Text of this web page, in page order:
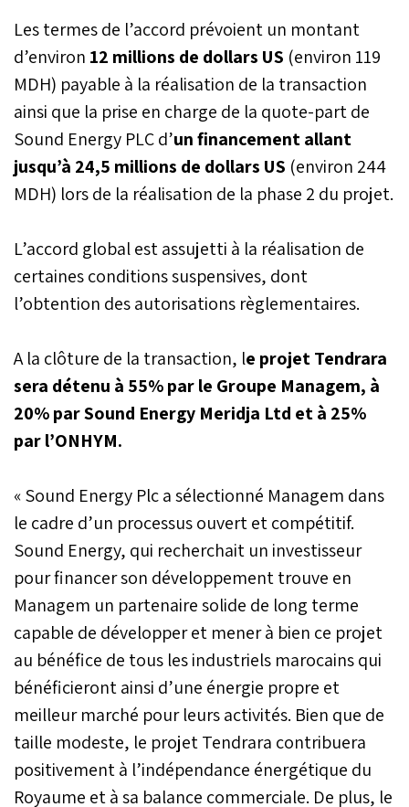
totales ou partielles
d’intérêts dans des permis
et licences. À la clé, des
millions de dollars qui
changent de main en guise
de paiement/prépaiement
pour du gaz issu du sol
marocain ou en
contrepartie de parts
dans des licences. Que
gazier au Maroc ? L’état
des lieux, selon Amina
Benkhadra, directrice
générale de l’Onhym.
Les termes de l’accord prévoient un montant
d’environ 12 millions de dollars US (environ 119
MDH) payable à la réalisation de la transaction
ainsi que la prise en charge de la quote-part de
Sound Energy PLC d’un financement allant
jusqu’à 24,5 millions de dollars US (environ 244
MDH) lors de la réalisation de la phase 2 du projet.
L’accord global est assujetti à la réalisation de
certaines conditions suspensives, dont
l’obtention des autorisations règlementaires.
A la clôture de la transaction, le projet Tendrara
sera détenu à 55% par le Groupe Managem, à
20% par Sound Energy Meridja Ltd et à 25%
par l’ONHYM.
« Sound Energy Plc a sélectionné Managem dans
le cadre d’un processus ouvert et compétitif.
Sound Energy, qui recherchait un investisseur
pour financer son développement trouve en
Managem un partenaire solide de long terme
capable de développer et mener à bien ce projet
au bénéfice de tous les industriels marocains qui
bénéficieront ainsi d’une énergie propre et
meilleur marché pour leurs activités. Bien que de
taille modeste, le projet Tendrara contribuera
positivement à l’indépendance énergétique du
Royaume et à sa balance commerciale. De plus, le